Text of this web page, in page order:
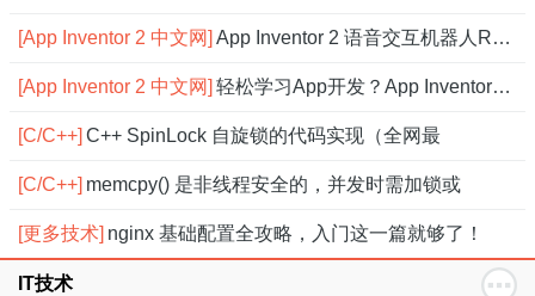
[App Inventor 2 中文网] App Inventor 2 语音交互机器人Robot，
[App Inventor 2 中文网] 轻松学习App开发？App Inventor 2 中文网搞定！
[C/C++] C++ SpinLock 自旋锁的代码实现（全网最
[C/C++] memcpy() 是非线程安全的，并发时需加锁或
[更多技术] nginx 基础配置全攻略，入门这一篇就够了！
IT技术